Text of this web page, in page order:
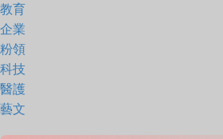
教育
企業
粉領
科技
醫護
藝文